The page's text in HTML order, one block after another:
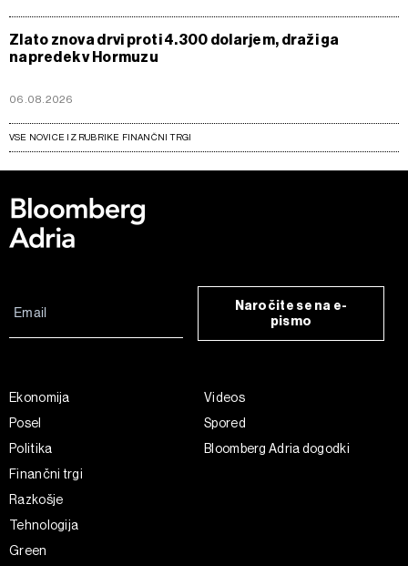
Zlato znova drvi proti 4.300 dolarjem, draži ga
napredek v Hormuzu
06.08.2026
VSE NOVICE IZ RUBRIKE FINANČNI TRGI
Naročite se na e-
pismo
Ekonomija
Posel
Politika
Finančni trgi
Razkošje
Tehnologija
Green
Videos
Spored
Bloomberg Adria dogodki